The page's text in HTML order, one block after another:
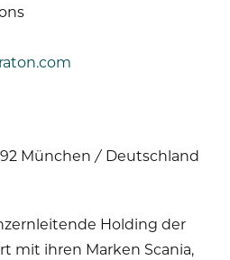
München / Deutschland
Holding der
mit ihren Marken Scania,